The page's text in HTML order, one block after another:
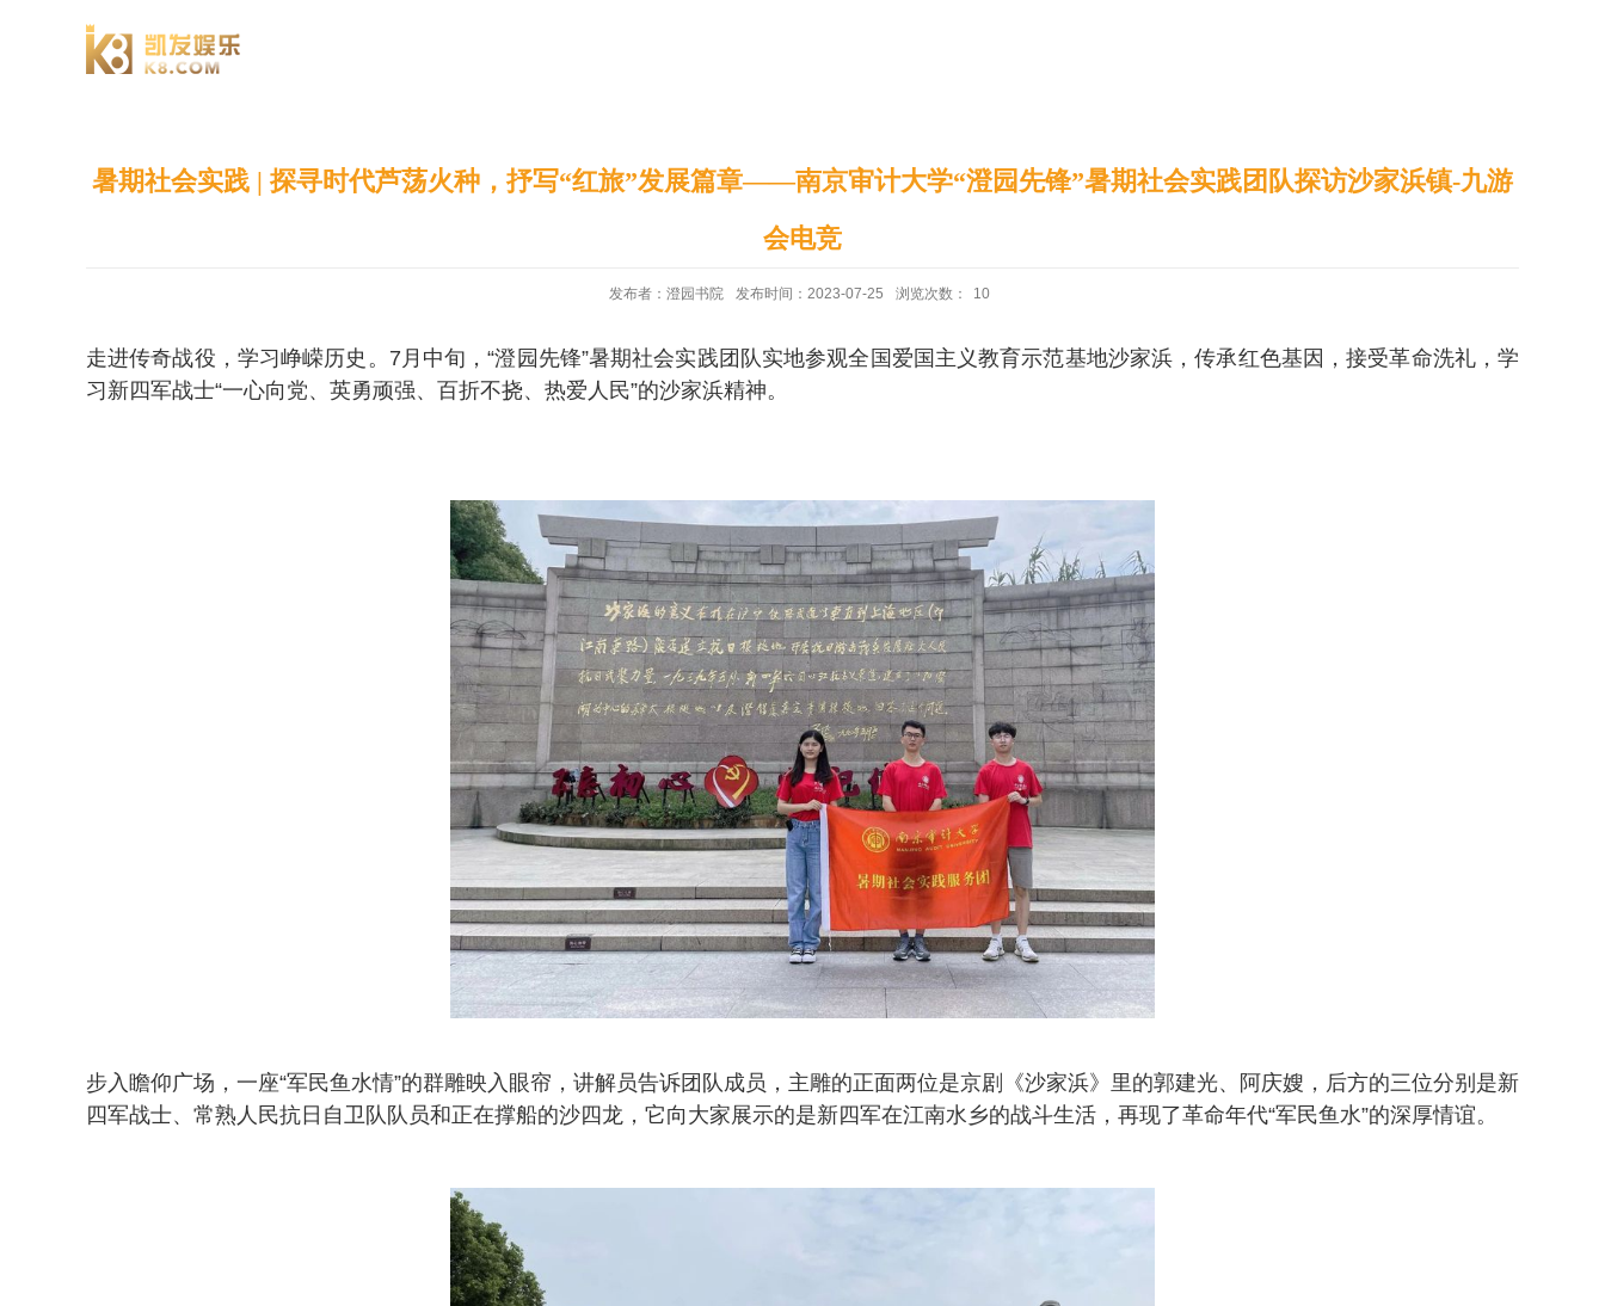
暑期社会实践 | 探寻时代芦荡火种，抒写“红旅”发展篇章——南京审计大学“澄园先锋”暑期社会实践团队探访沙家浜镇-九游
会电竞
发布者：澄园书院 发布时间：2023-07-25 浏览次数： 10
走进传奇战役，学习峥嵘历史。7月中旬，“澄园先锋”暑期社会实践团队实地参观全国爱国主义教育示范基地沙家浜，传承红色基因，接受革命洗礼，学
习新四军战士“一心向党、英勇顽强、百折不挠、热爱人民”的沙家浜精神。
步入瞻仰广场，一座“军民鱼水情”的群雕映入眼帘，讲解员告诉团队成员，主雕的正面两位是京剧《沙家浜》里的郭建光、阿庆嫂，后方的三位分别是新
四军战士、常熟人民抗日自卫队队员和正在撑船的沙四龙，它向大家展示的是新四军在江南水乡的战斗生活，再现了革命年代“军民鱼水”的深厚情谊。